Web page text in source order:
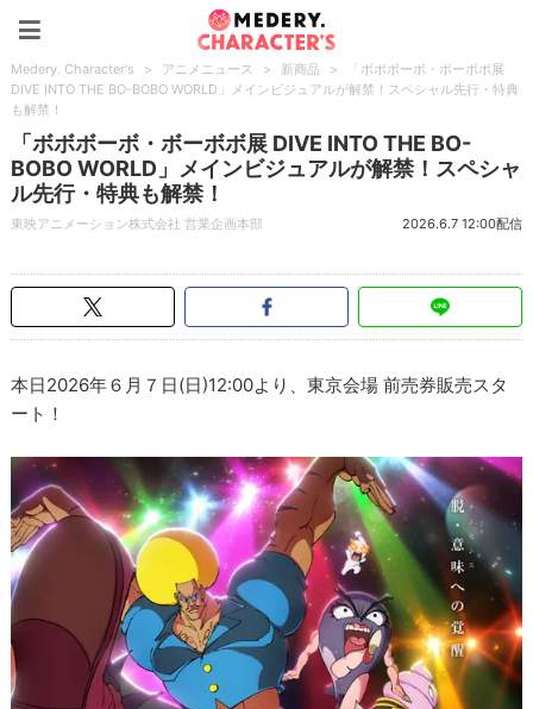
Medery. Character's > アニメニュース > 新商品 >
「ボボボーボ・ボーボボ展
DIVE INTO THE BO-BOBO WORLD」メインビジュアルが解禁！スペシャル先行・特典
も解禁！
「ボボボーボ・ボーボボ展 DIVE INTO THE BO-
BOBO WORLD」メインビジュアルが解禁！スペシャ
ル先行・特典も解禁！
東映アニメーション株式会社 営業企画本部 2026.6.7 12:00配信
本日2026年６月７日(日)12:00より、東京会場 前売券販売スタ
ート！